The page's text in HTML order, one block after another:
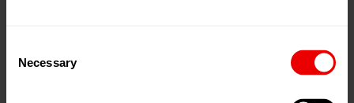
Selection
Necessary